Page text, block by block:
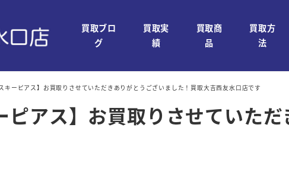
買取ブロ
グ
買取実
績
買取商
品
買取方
法
キーピアス】お買取りさせていただきありがとうございました！買取大吉西友水口店です
ピアス】お買取りさせていた